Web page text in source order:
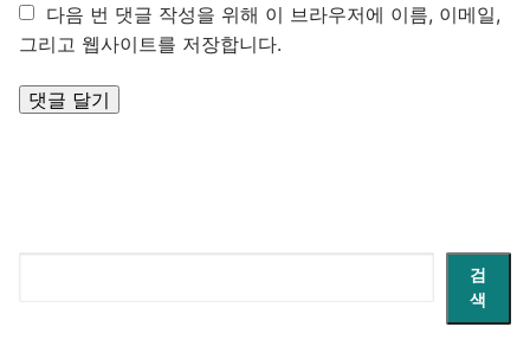
다음 번 댓글 작성을 위해 이 브라우저에 이름, 이메일,
그리고 웹사이트를 저장합니다.
검
색